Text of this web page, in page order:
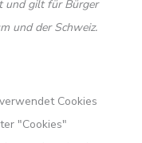
und gilt für Bürger
und der Schweiz.
Cookies
"Cookies"